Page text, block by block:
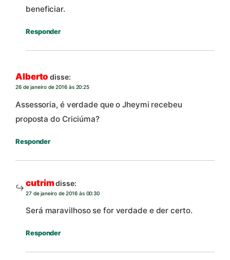
beneficiar.
Responder
Alberto disse:
26 de janeiro de 2016 às 20:25
Assessoria, é verdade que o Jheymi recebeu
proposta do Criciúma?
Responder
cutrimdisse:
27 de janeiro de 2016 às 00:30
Será maravilhoso se for verdade e der certo.
Responder